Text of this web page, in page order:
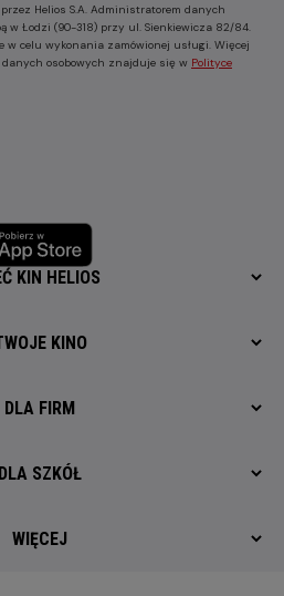
Helios S.A. Administratorem danych
w Łodzi (90-318) przy ul. Sienkiewicza 82/84.
celu wykonania zamówionej usługi. Więcej
osobowych znajduje się w Polityce
KIN HELIOS
KINO
DLA FIRM
DLA SZKÓŁ
WIĘCEJ